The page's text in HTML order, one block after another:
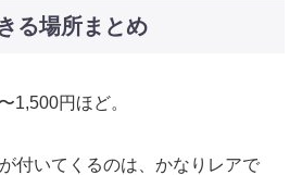
る場所まとめ
1,500円ほど。
付いてくるのは、かなりレアで